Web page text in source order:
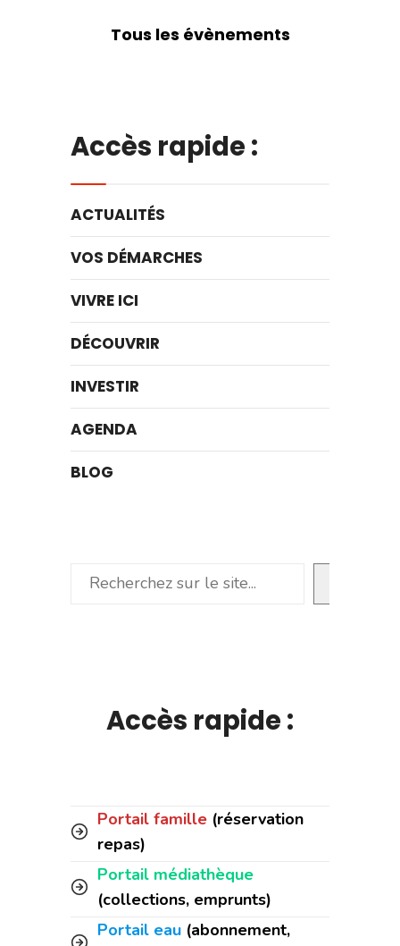
Tous les évènements
Accès rapide :
ACTUALITÉS
VOS DÉMARCHES
VIVRE ICI
DÉCOUVRIR
INVESTIR
AGENDA
BLOG
Rechercher
Accès rapide :
Portail famille (réservation
repas)
Portail médiathèque
(collections, emprunts)
Portail eau (abonnement,